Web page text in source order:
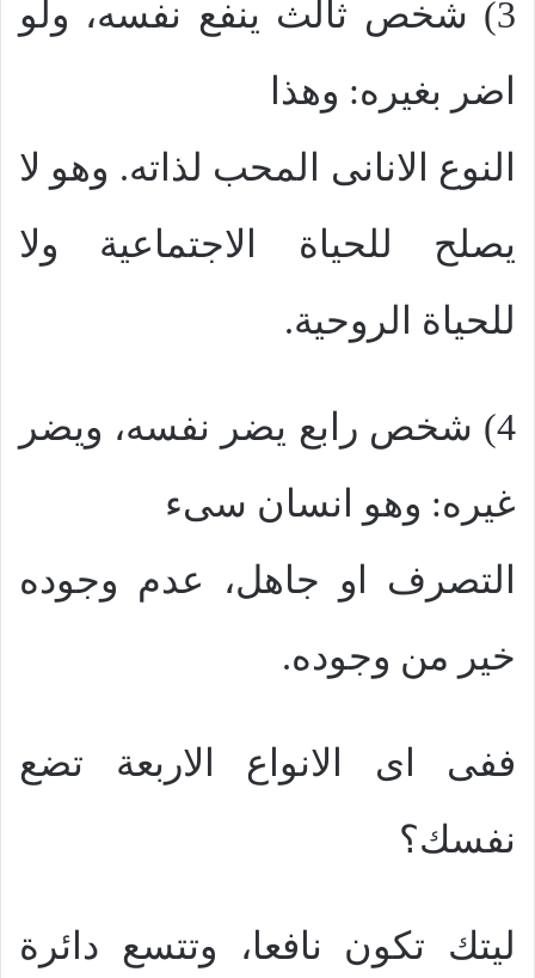
3) شخص ثالث ينفع نفسه، ولو
اضر بغيره: وهذا
النوع الانانى المحب لذاته. وهو لا
يصلح للحياة الاجتماعية ولا
للحياة الروحية.
4) شخص رابع يضر نفسه، ويضر
غيره: وهو انسان سىء
التصرف او جاهل، عدم وجوده
خير من وجوده.
ففى اى الانواع الاربعة تضع
نفسك؟
ليتك تكون نافعا، وتتسع دائرة